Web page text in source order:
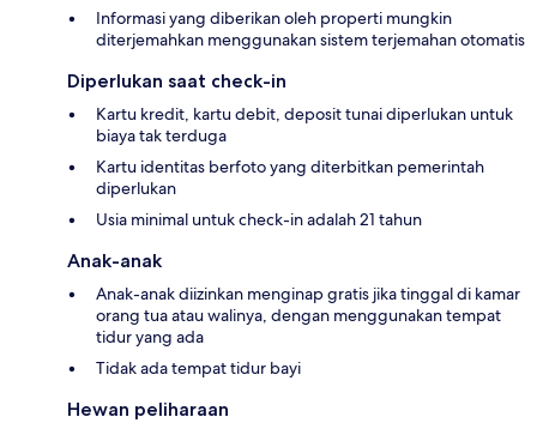
Informasi yang diberikan oleh properti mungkin
diterjemahkan menggunakan sistem terjemahan otomatis
Diperlukan saat check-in
Kartu kredit, kartu debit, deposit tunai diperlukan untuk
biaya tak terduga
Kartu identitas berfoto yang diterbitkan pemerintah
diperlukan
Usia minimal untuk check-in adalah 21 tahun
Anak-anak
Anak-anak diizinkan menginap gratis jika tinggal di kamar
orang tua atau walinya, dengan menggunakan tempat
tidur yang ada
Tidak ada tempat tidur bayi
Hewan peliharaan